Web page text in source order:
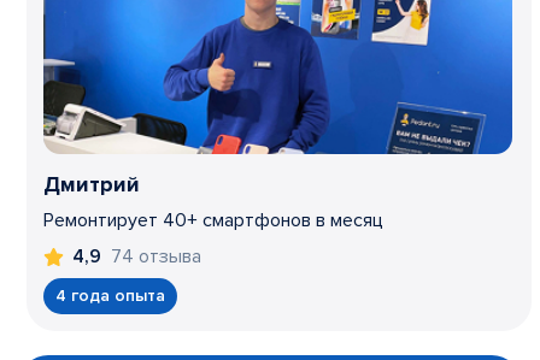
Дмитрий
Ремонтирует 40+ смартфонов в месяц
4,9 74 отзыва
4 года опыта